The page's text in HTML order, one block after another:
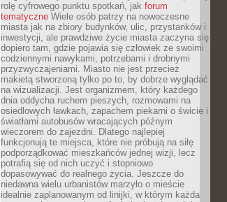
rolę cyfrowego punktu spotkań, jak forum
tematyczne Wiele osób patrzy na nowoczesne
miasta jak na zbiory budynków, ulic, przystanków i
inwestycji, ale prawdziwe życie miasta zaczyna się
dopiero tam, gdzie pojawia się człowiek ze swoimi
codziennymi nawykami, potrzebami i drobnymi
przyzwyczajeniami. Miasto nie jest przecież
makietą stworzoną tylko po to, by dobrze wyglądać
na wizualizacji. Jest organizmem, który każdego
dnia oddycha ruchem pieszych, rozmowami na
osiedlowych ławkach, zapachem piekarni o świcie i
światłami autobusów wracających późnym
wieczorem do zajezdni. Dlatego najlepiej
funkcjonują te miejsca, które nie próbują na siłę
podporządkować mieszkańców jednej wizji, lecz
potrafią się od nich uczyć i stopniowo
dopasowywać do realnego życia. Jeszcze do
niedawna wielu urbanistów marzyło o mieście
idealnie zaplanowanym od linijki, w którym każda